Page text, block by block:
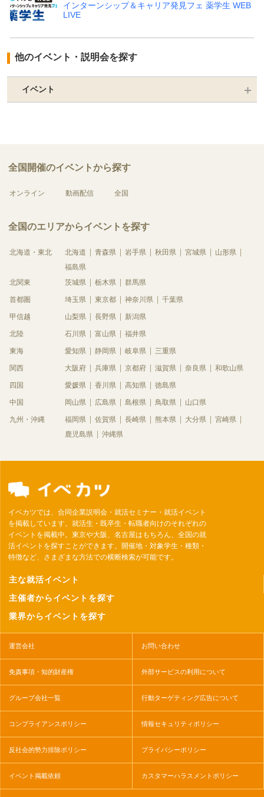
インターンシップ＆キャリア発見フェ 薬学生 WEB
LIVE
他のイベント・説明会を探す
イベント
全国開催のイベントから探す
オンライン 動画配信 全国
全国のエリアからイベントを探す
北海道・東北 北海道 青森県 岩手県 秋田県 宮城県
山形県
福島県
北関東
茨城県 栃木県 群馬県
首都圏 埼玉県 東京都 神奈川県 千葉県
甲信越 山梨県 長野県 新潟県
北陸 石川県 富山県 福井県
東海 愛知県 静岡県 岐阜県 三重県
関西 大阪府 兵庫県 京都府 滋賀県 奈良県 和歌山県
四国 愛媛県 香川県 高知県 徳島県
中国 岡山県 広島県 島根県 鳥取県 山口県
九州・沖縄 福岡県 佐賀県 長崎県 熊本県 大分県
宮崎県
鹿児島県
沖縄県
イベカツでは、合同企業説明会・就活セミナー・就活イベント
を掲載しています。就活生・既卒生・転職者向けのそれぞれの
イベントを掲載中。東京や大阪、名古屋はもちろん、全国の就
活イベントを探すことができます。開催地・対象学生・種類・
特徴など、さまざまな方法での横断検索が可能です。
主な就活イベント
主催者からイベントを探す
業界からイベントを探す
運営会社 お問い合わせ
免責事項・知的財産権 外部サービスの利用について
グループ会社一覧 行動ターゲティング広告について
コンプライアンスポリシー 情報セキュリティポリシー
反社会的勢力排除ポリシー プライバシーポリシー
イベント掲載依頼 カスタマーハラスメントポリシー